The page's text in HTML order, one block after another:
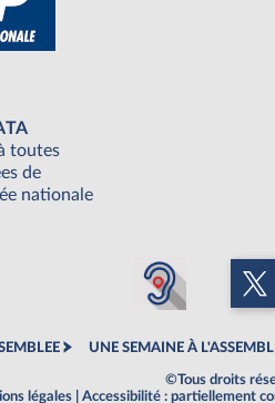
toutes
de
nationale
UNE SEMAINE À
©Tous droits
légales
Accessibilité : partiellement